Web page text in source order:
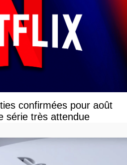
confirmées pour août
série très attendue